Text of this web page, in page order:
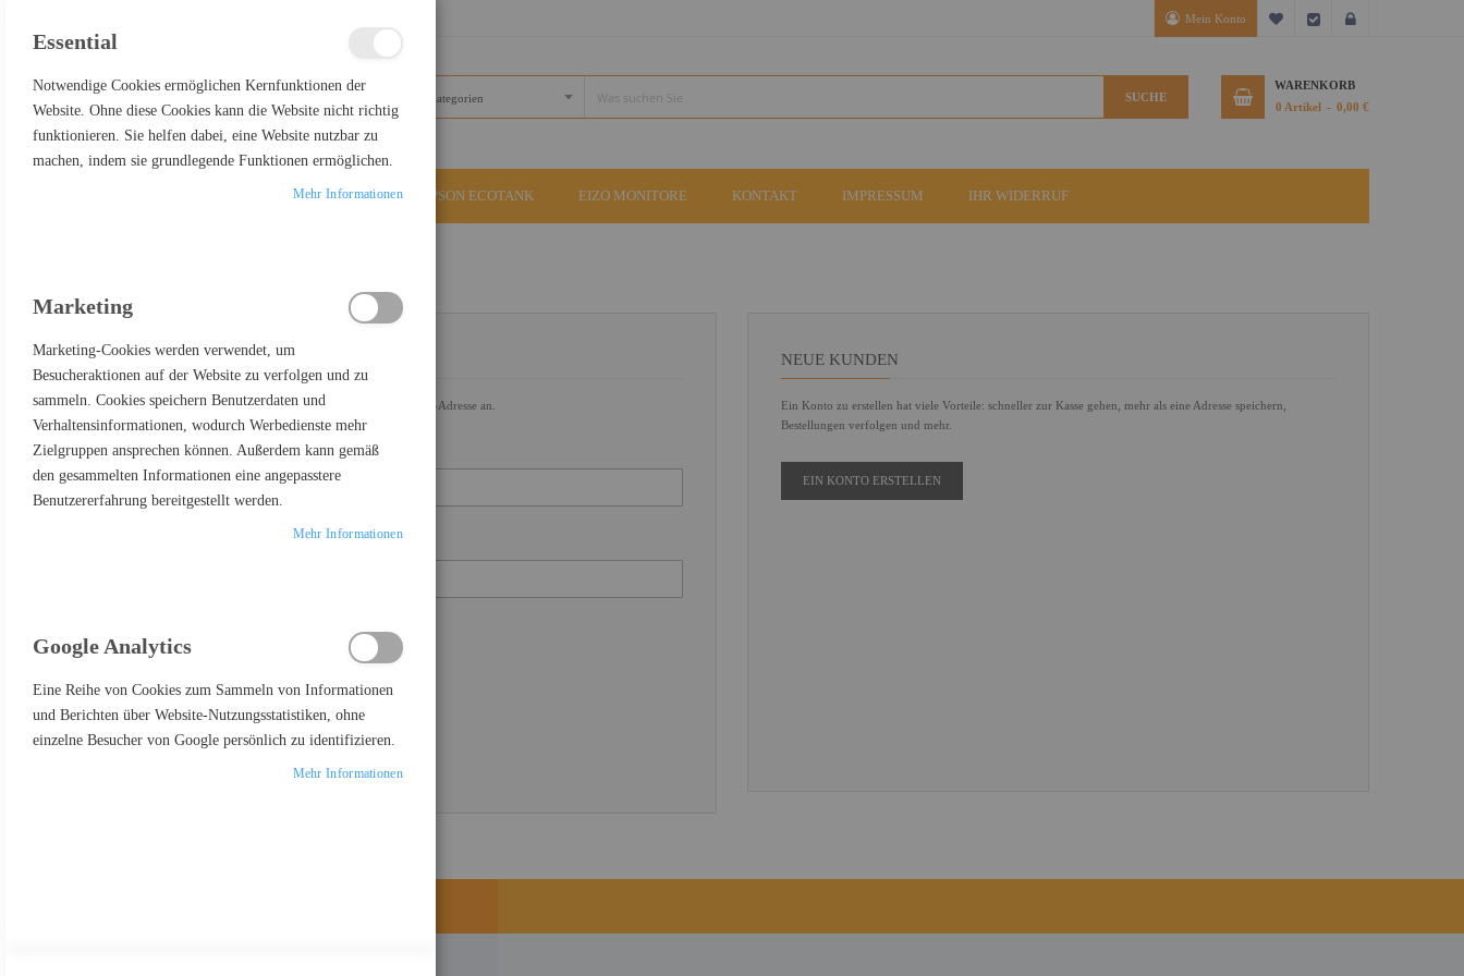
Mein Konto Mein Wunschzettel
Kasse
SUCHE
WARENKORB
0 Artikel 0,00 €
EPSON ECOTANK EIZO MONITORE KONTAKT IMPRESSUM IHR WIDERRUF
REGISTRIERTE KUNDEN
Wenn Sie ein Konto haben, melden Sie sich mit Ihrer E-Mail-Adresse an.
E-Mail
NEUE KUNDEN
Ein Konto zu erstellen hat viele Vorteile: schneller zur Kasse gehen, mehr als eine Adresse speichern,
Bestellungen verfolgen und mehr.
EIN KONTO ERSTELLEN
Essential
Notwendige Cookies ermöglichen Kernfunktionen der
Website. Ohne diese Cookies kann die Website nicht richtig
funktionieren. Sie helfen dabei, eine Website nutzbar zu
machen, indem sie grundlegende Funktionen ermöglichen.
Mehr Informationen
Marketing
Marketing-Cookies werden verwendet, um
Besucheraktionen auf der Website zu verfolgen und zu
sammeln. Cookies speichern Benutzerdaten und
Verhaltensinformationen, wodurch Werbedienste mehr
Zielgruppen ansprechen können. Außerdem kann gemäß
den gesammelten Informationen eine angepasstere
Benutzererfahrung bereitgestellt werden.
Mehr Informationen
Google Analytics
Eine Reihe von Cookies zum Sammeln von Informationen
und Berichten über Website-Nutzungsstatistiken, ohne
einzelne Besucher von Google persönlich zu identifizieren.
Mehr Informationen